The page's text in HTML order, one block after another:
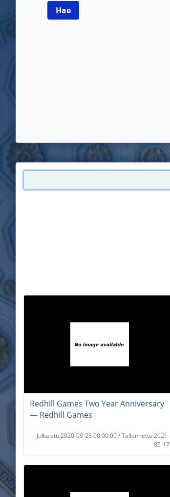
Redhill Games Two Year Anniversary
― Redhill Games
Julkaistu 2020-09-23 00:00:00 / Tallennettu 2021-
05-17